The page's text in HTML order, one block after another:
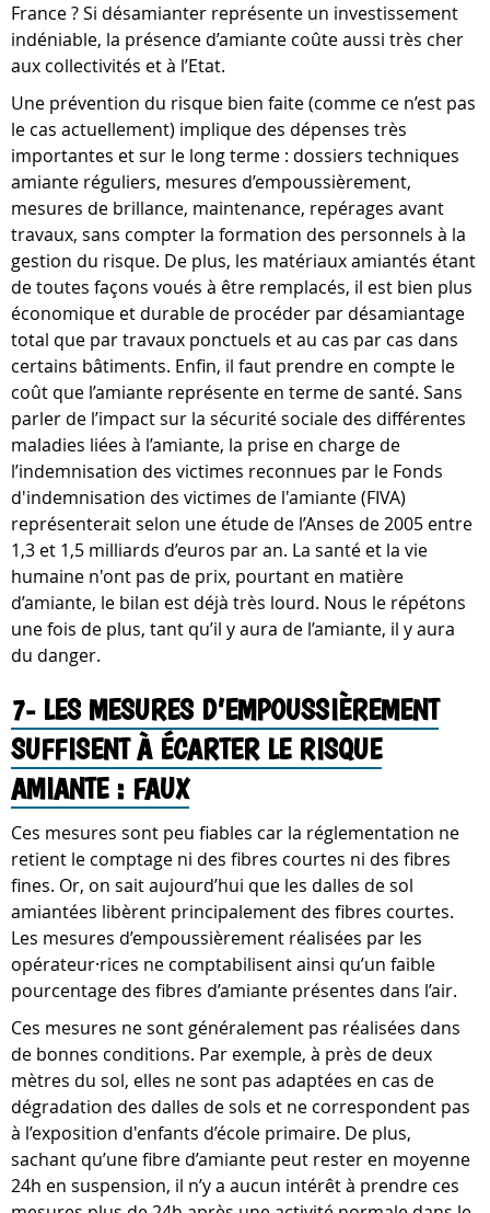
France ? Si désamianter représente un investissement
indéniable, la présence d’amiante coûte aussi très cher
aux collectivités et à l’Etat.
Une prévention du risque bien faite (comme ce n’est pas
le cas actuellement) implique des dépenses très
importantes et sur le long terme : dossiers techniques
amiante réguliers, mesures d’empoussièrement,
mesures de brillance, maintenance, repérages avant
travaux, sans compter la formation des personnels à la
gestion du risque. De plus, les matériaux amiantés étant
de toutes façons voués à être remplacés, il est bien plus
économique et durable de procéder par désamiantage
total que par travaux ponctuels et au cas par cas dans
certains bâtiments. Enfin, il faut prendre en compte le
coût que l’amiante représente en terme de santé. Sans
parler de l’impact sur la sécurité sociale des différentes
maladies liées à l’amiante, la prise en charge de
l’indemnisation des victimes reconnues par le Fonds
d'indemnisation des victimes de l'amiante (FIVA)
représenterait selon une étude de l’Anses de 2005 entre
1,3 et 1,5 milliards d’euros par an. La santé et la vie
humaine n'ont pas de prix, pourtant en matière
d’amiante, le bilan est déjà très lourd. Nous le répétons
une fois de plus, tant qu’il y aura de l’amiante, il y aura
du danger.
7- LES MESURES D’EMPOUSSIÈREMENT
SUFFISENT À ÉCARTER LE RISQUE
AMIANTE : FAUX
Ces mesures sont peu fiables car la réglementation ne
retient le comptage ni des fibres courtes ni des fibres
fines. Or, on sait aujourd’hui que les dalles de sol
amiantées libèrent principalement des fibres courtes.
Les mesures d’empoussièrement réalisées par les
opérateur·rices ne comptabilisent ainsi qu’un faible
pourcentage des fibres d’amiante présentes dans l’air.
Ces mesures ne sont généralement pas réalisées dans
de bonnes conditions. Par exemple, à près de deux
mètres du sol, elles ne sont pas adaptées en cas de
dégradation des dalles de sols et ne correspondent pas
à l’exposition d'enfants d’école primaire. De plus,
sachant qu’une fibre d’amiante peut rester en moyenne
24h en suspension, il n’y a aucun intérêt à prendre ces